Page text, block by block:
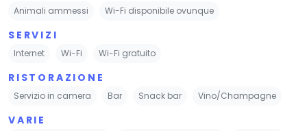
Animali ammessi Wi-Fi disponibile ovunque
SERVIZI
Internet Wi-Fi Wi-Fi gratuito
RISTORAZIONE
Servizio in camera Bar Snack bar Vino/Champagne
VARIE